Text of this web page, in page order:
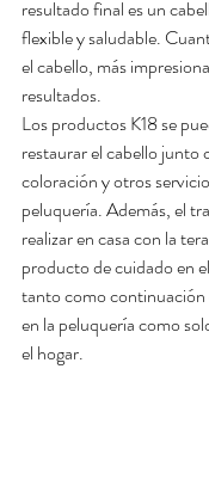
resultado final es un
flexible y saludable.
el cabello, más
resultados.
Los productos K18 se
restaurar el cabello junto
coloración y otros
peluquería. Además, el
realizar en casa con la
producto de cuidado en
tanto como continuación
en la peluquería como
el hogar.